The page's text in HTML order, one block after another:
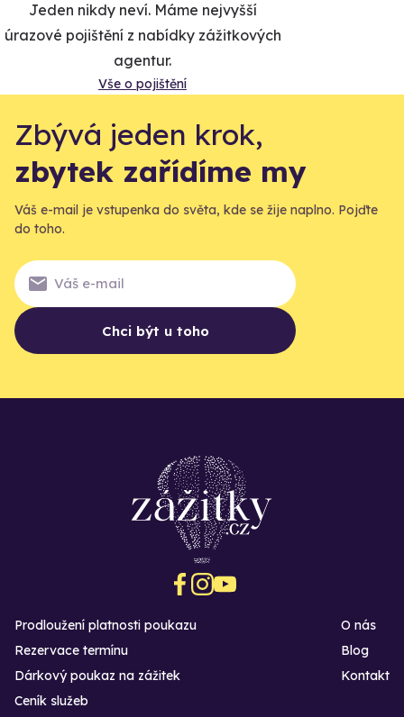
Jeden nikdy neví. Máme nejvyšší
úrazové pojištění z nabídky zážitkových
agentur.
Vše o pojištění
Zbývá jeden krok,
zbytek zařídíme my
Váš e-mail je vstupenka do světa, kde se žije naplno. Pojďte
do toho.
Chci být u toho
Prodloužení platnosti poukazu
Rezervace termínu
Dárkový poukaz na zážitek
O nás
Blog
Kontakt
Ceník služeb